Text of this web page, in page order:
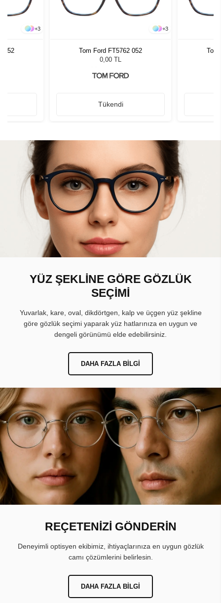
+3
052
+3
Tom Ford FT5762 052
0,00 TL
Tükendi
Tom
YÜZ ŞEKLİNE GÖRE GÖZLÜK
SEÇİMİ
Yuvarlak, kare, oval, dikdörtgen, kalp ve üçgen yüz şekline
göre gözlük seçimi yaparak yüz hatlarınıza en uygun ve
dengeli görünümü elde edebilirsiniz.
DAHA FAZLA BILGI
REÇETENİZİ GÖNDERİN
Deneyimli optisyen ekibimiz, ihtiyaçlarınıza en uygun gözlük
camı çözümlerini belirlesin.
DAHA FAZLA BILGI